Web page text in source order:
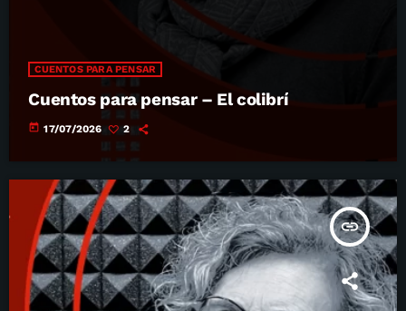
CUENTOS PARA PENSAR
Cuentos para pensar – El colibrí
today 17/07/2026 2
insert_link